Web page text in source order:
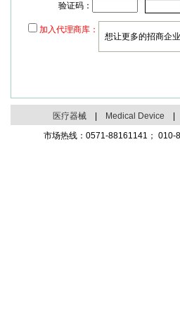
验证码：
加入代理商库：
想让更多的招商企
医疗器械| Medical Device
市场热线：0571-88161141； 010-